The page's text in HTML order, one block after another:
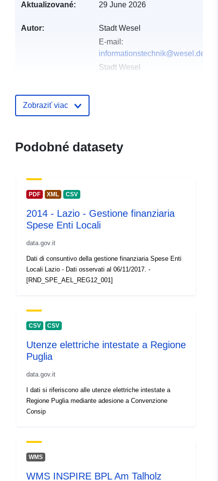
Aktualizované: 29 June 2026
Autor:
Stadt Wesel
E-mail:
informationstechnik@wesel.de
Stadt Wesel
Úvodná stránka:
Vydavateľ: Offenesdatenportal
miesta:
Katalógový
záznam:
Pridané k údajom.europa.eu:
Aktualizované na základe
Identifikátory:
1cd8b6cc-82ad-4772-8be6-
6ef48280f41a
Zobraziť viac
Podobné datasety
PDF XML CSV
2014 - Lazio - Gestione finanziaria
Spese Enti Locali
data.gov.it
Dati di consuntivo della gestione finanziaria Spese Enti
Locali Lazio - Dati osservati al 06/11/2017. -
[RND_SPE_AEL_REG12_001]
CSV CSV
Utenze elettriche intestate a Regione
Puglia
data.gov.it
I dati si riferiscono alle utenze elettriche intestate a
Regione Puglia mediante adesione a Convenzione
Consip
WMS
WMS INSPIRE BPL Am Talholz